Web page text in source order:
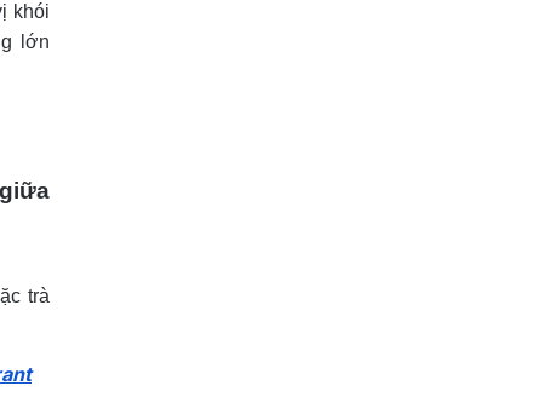
khói
lớn
trà